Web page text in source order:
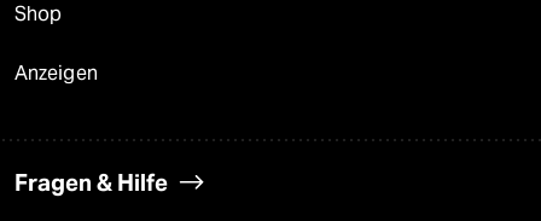
Shop
Anzeigen
Fragen & Hilfe